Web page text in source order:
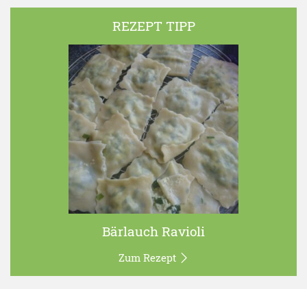
REZEPT TIPP
Bärlauch Ravioli
Zum Rezept